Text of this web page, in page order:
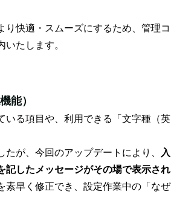
快適・スムーズにするため、管理コ
たします。
能）
いる項目や、利用できる「文字種（英
が、今回のアップデートにより、
入
記したメッセージがその場で表示され
素早く修正でき、設定作業中の「なぜ